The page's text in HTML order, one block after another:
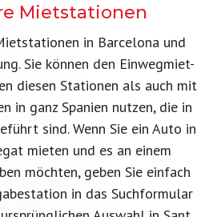
Mietstationen
in Barcelona und
Sie können den Einwegmiet-
diesen Stationen als auch mit
in ganz Spanien nutzen, die in
sind. Wenn Sie ein Auto in
mieten und es an einem
möchten, geben Sie einfach
in das Suchformular